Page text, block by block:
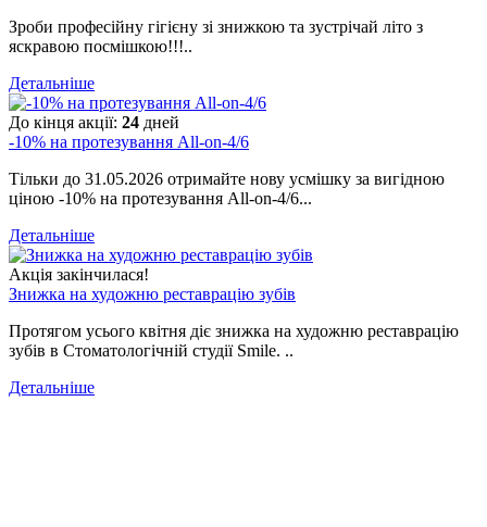
Зроби професійну гігієну зі знижкою та зустрічай літо з
яскравою посмішкою!!!..
Детальніше
До кінця акції: 24 дней
-10% на протезування All-on-4/6
Тільки до 31.05.2026 отримайте нову усмішку за вигідною
ціною -10% на протезування All-on-4/6...
Детальніше
Акція закінчилася!
Знижка на художню реставрацію зубів
Протягом усього квітня діє знижка на художню реставрацію
зубів в Стоматологічній студії Smile. ..
Детальніше